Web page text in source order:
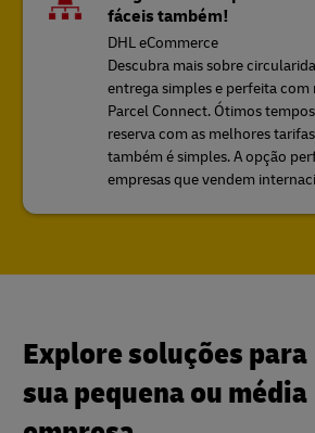
fáceis também!
DHL eCommerce
Descubra mais sobre
entrega simples e perfeita com
Parcel Connect. Ótimos
reserva com as melhores
também é simples. A opção
empresas que vendem
Explore soluções para
sua pequena ou média